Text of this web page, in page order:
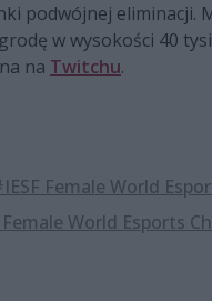
podwójnej eliminacji.
w wysokości 40
na Twitchu.
Female World
Female World Esports